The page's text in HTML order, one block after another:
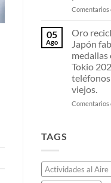
Comentarios
05
Ago
Oro
Japón
medallas
Tokio
viejos.
Comentarios
TAGS
Actividades al Aire